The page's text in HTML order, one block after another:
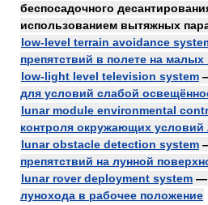
беспосадочного
использованием вытяжных
low-level terrain avoidance
препятствий в полете на
low-light level television system
для условий слабой
lunar module environmental
контроля окружающих условий
lunar obstacle detection system
препятствий на лунной
lunar rover deployment system —
лунохода в рабочее положение